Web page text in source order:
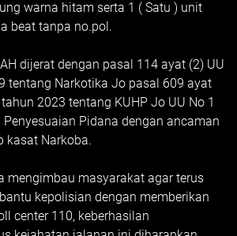
warna hitam serta 1 ( Satu ) unit
beat tanpa no.pol.
dijerat dengan pasal 114 ayat (2) UU
tentang Narkotika Jo pasal 609 ayat
2023 tentang KUHP Jo UU No 1
Pidana dengan ancaman
kasat Narkoba.
mengimbau masyarakat agar terus
kepolisian dengan memberikan
center 110, keberhasilan